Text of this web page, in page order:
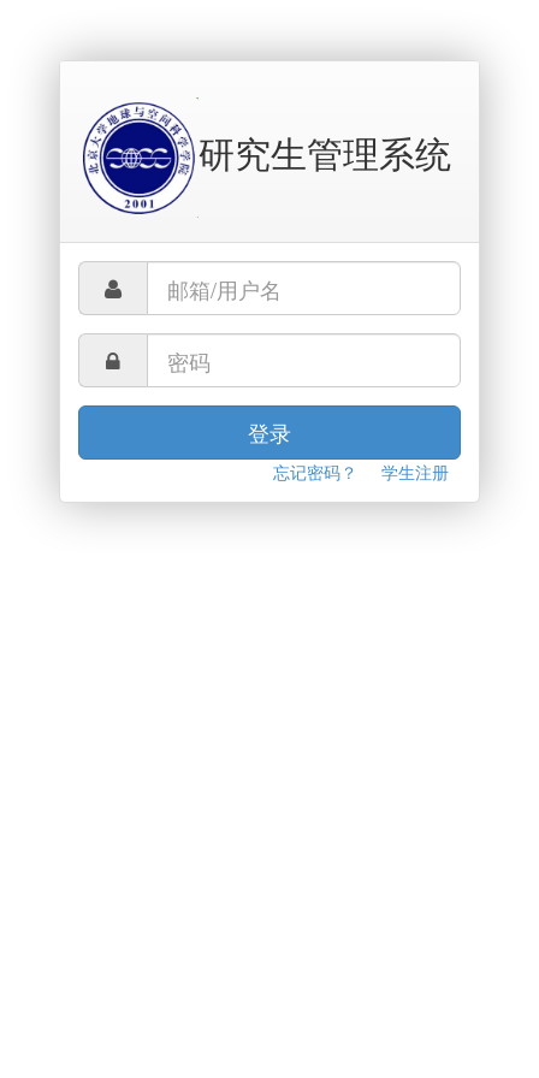
研究生管理系统
登录
忘记密码？ 学生注册